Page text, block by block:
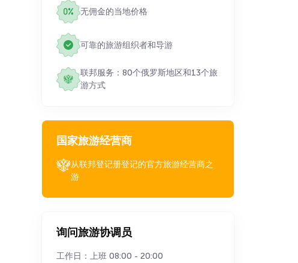
无佣金的当地价格
可靠的旅游组织者和导游
联邦服务：80个俄罗斯地区和13个旅
游方式
国家旅游经营商
从联邦登记册登记的官方旅游经营商之
游
询问旅游协调员
工作日：上班 08:00 - 20:00